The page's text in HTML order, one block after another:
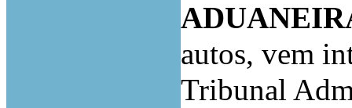
autos, vem
Tribunal